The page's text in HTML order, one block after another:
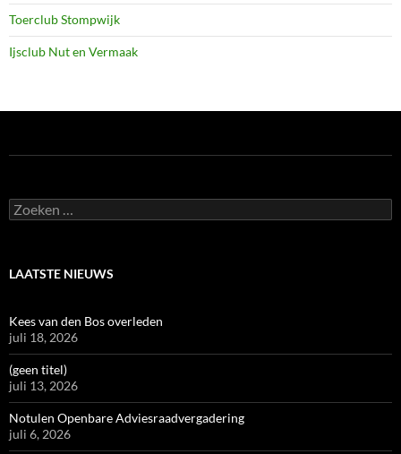
Toerclub Stompwijk
Ijsclub Nut en Vermaak
Zoeken
naar:
LAATSTE NIEUWS
Kees van den Bos overleden
juli 18, 2026
(geen titel)
juli 13, 2026
Notulen Openbare Adviesraadvergadering
juli 6, 2026